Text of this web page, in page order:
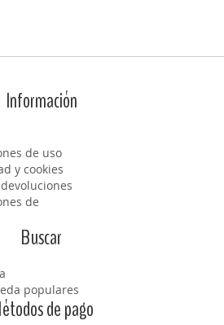
Información
de uso
y cookies
de
Buscar
populares
de pago